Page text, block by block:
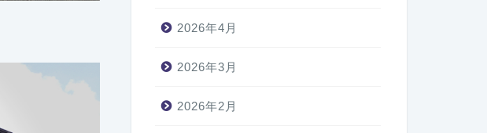
2026年4月
2026年3月
2026年2月